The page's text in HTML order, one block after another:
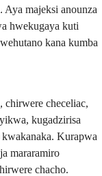
majeksi anounza
hwekugaya kuti
kana kumba
chirwere checeliac,
kugadzirisa
Kurapwa
mararamiro
chacho.